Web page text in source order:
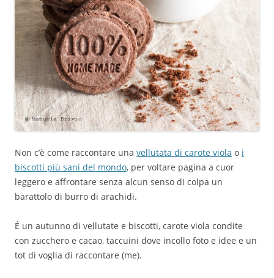
Non c’è come raccontare una vellutata di carote viola o i
biscotti più sani del mondo, per voltare pagina a cuor
leggero e affrontare senza alcun senso di colpa un
barattolo di burro di arachidi.
É un autunno di vellutate e biscotti, carote viola condite
con zucchero e cacao, taccuini dove incollo foto e idee e un
tot di voglia di raccontare (me).